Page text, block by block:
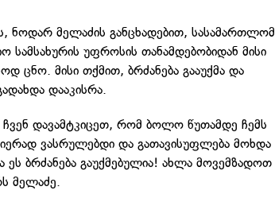
ნოდარ მელაძის განცხადებით, სასამართლომ
სამსახურის უფროსის თანამდებობიდან მისი
ცნო. მისი თქმით, ბრძანება გააუქმა და
დააკისრა.
დავამტკიცეთ, რომ ბოლო წუთამდე ჩემს
ვასრულებდი და გათავისუფლება მოხდა
ბრძანება გაუქმებულია! ახლა მოვემზადოთ
მელაძე.